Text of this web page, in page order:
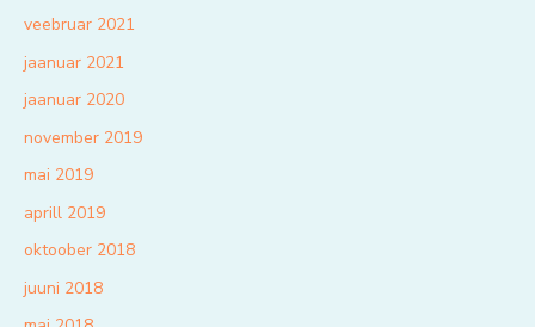
veebruar 2021
jaanuar 2021
jaanuar 2020
november 2019
mai 2019
aprill 2019
oktoober 2018
juuni 2018